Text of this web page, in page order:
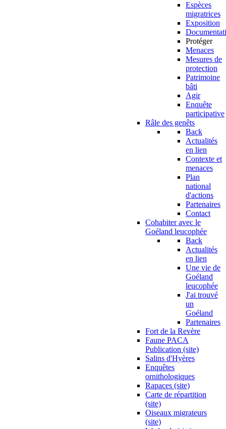
Espèces
migratrices
Exposition
Protéger
Menaces
Mesures de
protection
Patrimoine
bâti
Agir
Enquête
participative
Râle des genêts
Back
Actualités
en lien
Contexte et
menaces
Plan
national
d'actions
Partenaires
Contact
Cohabiter avec le
Goéland leucophée
Back
Actualités
en lien
Une vie de
Goéland
leucophée
J'ai trouvé
un
Goéland
Partenaires
Fort de la Revère
Faune PACA
Publication (site)
Salins d'Hyères
Enquêtes
ornithologiques
Rapaces (site)
Carte de répartition
(site)
Oiseaux migrateurs
(site)